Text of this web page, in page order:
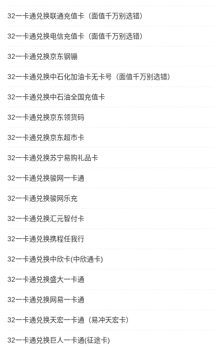
32一卡通兑换联通充值卡（面值千万别选错）
32一卡通兑换电信充值卡（面值千万别选错）
32一卡通兑换京东钢镚
32一卡通兑换中石化加油卡无卡号（面值千万别选错）
32一卡通兑换中石油全国充值卡
32一卡通兑换京东领货码
32一卡通兑换京东超市卡
32一卡通兑换苏宁易购礼品卡
32一卡通兑换骏网一卡通
32一卡通兑换骏网乐充
32一卡通兑换汇元智付卡
32一卡通兑换携程任我行
32一卡通兑换中欣卡(中欣通卡)
32一卡通兑换盛大一卡通
32一卡通兑换网易一卡通
32一卡通兑换天宏一卡通（易冲天宏卡）
32一卡通兑换巨人一卡通(征途卡)